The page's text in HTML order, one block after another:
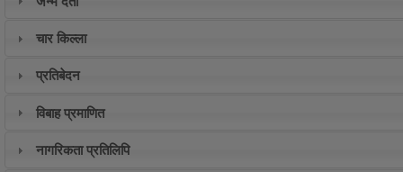
चार किल्ला
प्रतिबेदन
विबाह प्रमाणित
नागरिकता प्रतिलिपि